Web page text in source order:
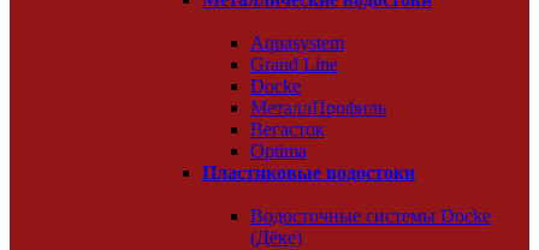
Aquasystem
Grand Line
Docke
МеталлПрофиль
Вегасток
Optima
Пластиковые водостоки
Водосточные системы Docke
(Дёке)